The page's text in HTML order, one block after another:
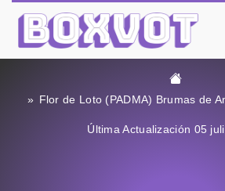
Flor de Loto (PADMA) Brumas de
Última Actualización 05